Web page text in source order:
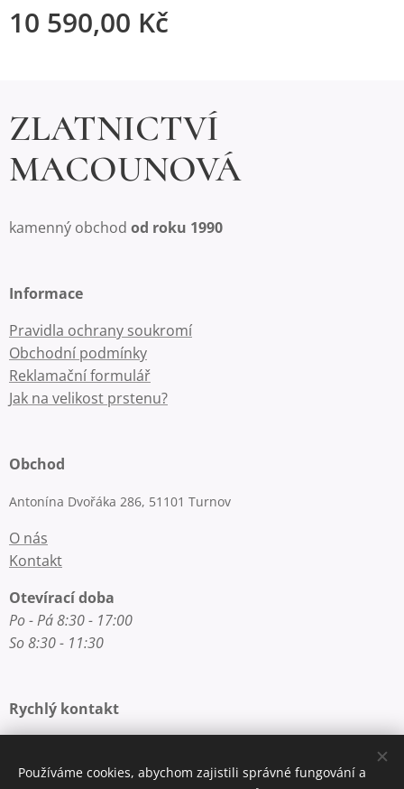
10 590,00 Kč
ZLATNICTVÍ
MACOUNOVÁ
kamenný obchod od roku 1990
Informace
Pravidla ochrany soukromí
Obchodní podmínky
Reklamační formulář
Jak na velikost prstenu?
Obchod
Antonína Dvořáka 286, 51101 Turnov
O nás
Kontakt
Otevírací doba
Po - Pá 8:30 - 17:00
So 8:30 - 11:30
Rychlý kontakt
Telefon: +420 777 200 250
Používáme cookies, abychom zajistili správné fungování a